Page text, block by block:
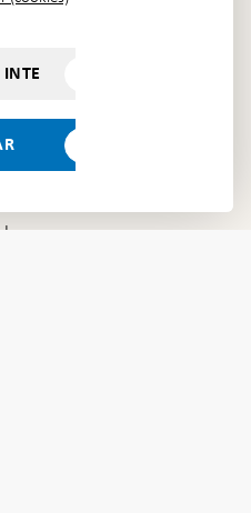
Vi ska se till att
och effektivt och se till att
ger också ut
INTE